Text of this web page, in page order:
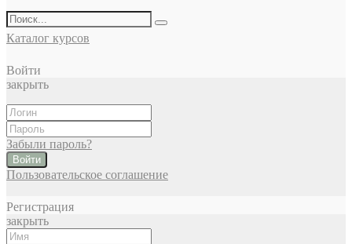
Каталог курсов
Войти
закрыть
Забыли пароль?
Войти
Пользовательское соглашение
Регистрация
закрыть